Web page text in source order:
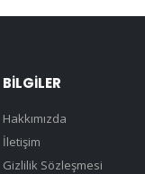
BILGILER
Hakkımızda
İletişim
Gizlilik Sözleşmesi